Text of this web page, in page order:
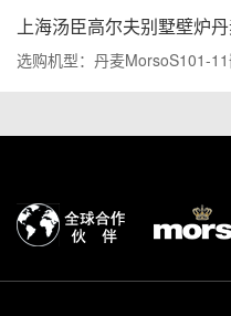
上海汤臣高尔夫别墅壁炉
选购机型：丹麦MorsoS101-